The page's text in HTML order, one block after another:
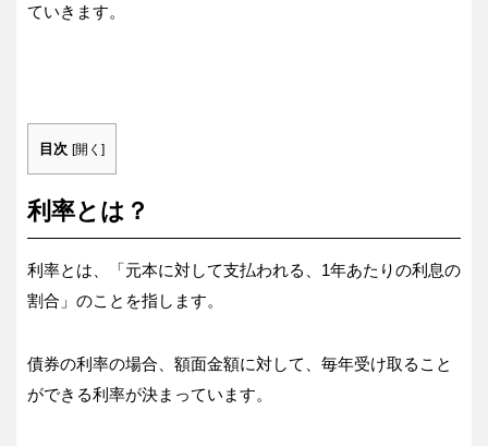
ていきます。
目次 [開く ]
利率とは？
利率とは、「元本に対して支払われる、1年あたりの利息の
割合」のことを指します。
債券の利率の場合、額面金額に対して、毎年受け取ること
ができる利率が決まっています。